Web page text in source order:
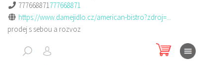
777668871777668871
https://www.damejidlo.cz/american-bistro?zdroj=...
prodej s sebou a rozvoz